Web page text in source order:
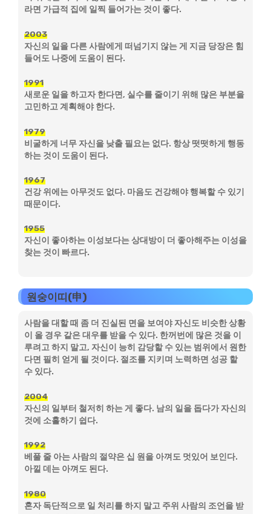
라면 가급적 집에 일찍 들어가는 것이 좋다.
2003
자신의 일을 다른 사람에게 떠넘기지 않는 게 지금 당장은 힘
들어도 나중에 도움이 된다.
1991
새로운 일을 하고자 한다면, 실수를 줄이기 위해 많은 부분을
고민하고 계획해야 한다.
1979
비굴하게 너무 자신을 낮출 필요는 없다. 항상 떳떳하게 행동
하는 것이 도움이 된다.
1967
건강 위에는 아무것도 없다. 마음도 건강해야 행복할 수 있기
때문이다.
1955
자신이 좋아하는 이성보다는 상대방이 더 좋아해주는 이성을
찾는 것이 빠르다.
원숭이띠(申)
사람을 대할 때 좀 더 진실된 면을 보여야 자신도 비슷한 상황
이 올 경우 같은 대우를 받을 수 있다. 한꺼번에 많은 것을 이
루려고 하지 말고, 자신이 능히 감당할 수 있는 범위에서 원한
다면 필히 얻게 될 것이다. 절조를 지키며 노력하면 성공 할
수 있다.
2004
자신의 일부터 철저히 하는 게 좋다. 남의 일을 돕다가 자신의
것에 소홀하기 쉽다.
1992
베풀 줄 아는 사람의 절약은 십 원을 아껴도 멋있어 보인다.
아낄 데는 아껴도 된다.
1980
혼자 독단적으로 일 처리를 하지 말고 주위 사람의 조언을 받